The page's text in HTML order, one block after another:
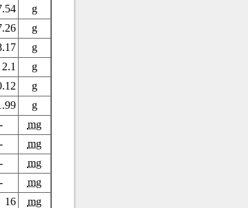
g
g
g
2.1
g
g
g
-
mg
-
mg
-
mg
-
mg
16
mg